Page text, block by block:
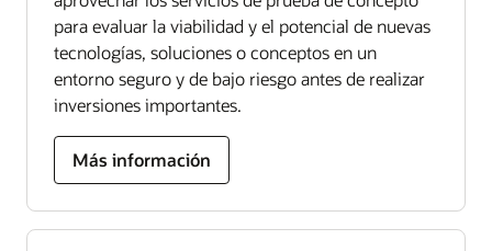
para evaluar la viabilidad y el potencial de nuevas
tecnologías, soluciones o conceptos en un
entorno seguro y de bajo riesgo antes de realizar
inversiones importantes.
Más información